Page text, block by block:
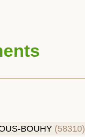
BOUHY (58310)